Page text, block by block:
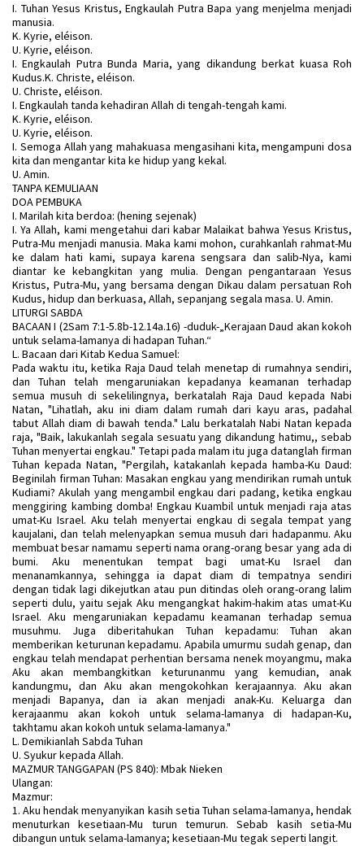
I. Tuhan Yesus Kristus, Engkaulah Putra Bapa yang menjelma menjadi
manusia.
K. Kyrie, eléison.
U. Kyrie, eléison.
I. Engkaulah Putra Bunda Maria, yang dikandung berkat kuasa Roh
Kudus.K. Christe, eléison.
U. Christe, eléison.
I. Engkaulah tanda kehadiran Allah di tengah-tengah kami.
K. Kyrie, eléison.
U. Kyrie, eléison.
I. Semoga Allah yang mahakuasa mengasihani kita, mengampuni dosa
kita dan mengantar kita ke hidup yang kekal.
U. Amin.
TANPA KEMULIAAN
DOA PEMBUKA
I. Marilah kita berdoa: (hening sejenak)
I. Ya Allah, kami mengetahui dari kabar Malaikat bahwa Yesus Kristus,
Putra-Mu menjadi manusia. Maka kami mohon, curahkanlah rahmat-Mu
ke dalam hati kami, supaya karena sengsara dan salib-Nya, kami
diantar ke kebangkitan yang mulia. Dengan pengantaraan Yesus
Kristus, Putra-Mu, yang bersama dengan Dikau dalam persatuan Roh
Kudus, hidup dan berkuasa, Allah, sepanjang segala masa. U. Amin.
LITURGI SABDA
BACAAN I (2Sam 7:1-5.8b-12.14a.16) -duduk-„Kerajaan Daud akan kokoh
untuk selama-lamanya di hadapan Tuhan.“
L. Bacaan dari Kitab Kedua Samuel:
Pada waktu itu, ketika Raja Daud telah menetap di rumahnya sendiri,
dan Tuhan telah mengaruniakan kepadanya keamanan terhadap
semua musuh di sekelilingnya, berkatalah Raja Daud kepada Nabi
Natan, "Lihatlah, aku ini diam dalam rumah dari kayu aras, padahal
tabut Allah diam di bawah tenda." Lalu berkatalah Nabi Natan kepada
raja, "Baik, lakukanlah segala sesuatu yang dikandung hatimu,, sebab
Tuhan menyertai engkau." Tetapi pada malam itu juga datanglah firman
Tuhan kepada Natan, "Pergilah, katakanlah kepada hamba-Ku Daud:
Beginilah firman Tuhan: Masakan engkau yang mendirikan rumah untuk
Kudiami? Akulah yang mengambil engkau dari padang, ketika engkau
menggiring kambing domba! Engkau Kuambil untuk menjadi raja atas
umat-Ku Israel. Aku telah menyertai engkau di segala tempat yang
kaujalani, dan telah melenyapkan semua musuh dari hadapanmu. Aku
membuat besar namamu seperti nama orang-orang besar yang ada di
bumi. Aku menentukan tempat bagi umat-Ku Israel dan
menanamkannya, sehingga ia dapat diam di tempatnya sendiri
dengan tidak lagi dikejutkan atau pun ditindas oleh orang-orang lalim
seperti dulu, yaitu sejak Aku mengangkat hakim-hakim atas umat-Ku
Israel. Aku mengaruniakan kepadamu keamanan terhadap semua
musuhmu. Juga diberitahukan Tuhan kepadamu: Tuhan akan
memberikan keturunan kepadamu. Apabila umurmu sudah genap, dan
engkau telah mendapat perhentian bersama nenek moyangmu, maka
Aku akan membangkitkan keturunanmu yang kemudian, anak
kandungmu, dan Aku akan mengokohkan kerajaannya. Aku akan
menjadi Bapanya, dan ia akan menjadi anak-Ku. Keluarga dan
kerajaanmu akan kokoh untuk selama-lamanya di hadapan-Ku,
takhtamu akan kokoh untuk selama-lamanya."
L. Demikianlah Sabda Tuhan
U. Syukur kepada Allah.
MAZMUR TANGGAPAN (PS 840): Mbak Nieken
Ulangan:
Mazmur:
1. Aku hendak menyanyikan kasih setia Tuhan selama-lamanya, hendak
menuturkan kesetiaan-Mu turun temurun. Sebab kasih setia-Mu
dibangun untuk selama-lamanya; kesetiaan-Mu tegak seperti langit.